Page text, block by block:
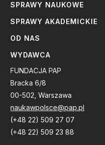
SPRAWY NAUKOWE
SPRAWY AKADEMICKIE
OD NAS
WYDAWCA
FUNDACJA PAP
Bracka 6/8
00-502, Warszawa
naukawpolsce@pap.pl
(+48 22) 509 27 07
(+48 22) 509 23 88